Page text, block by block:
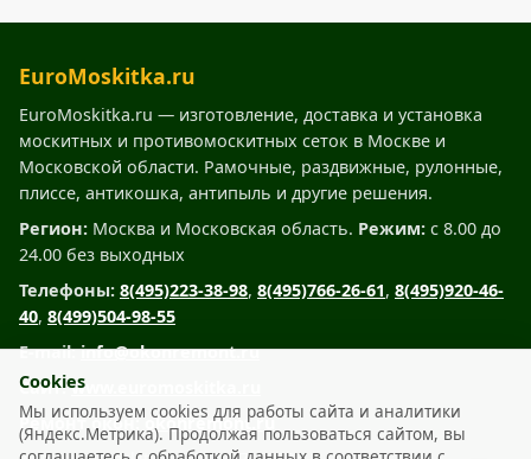
EuroMoskitka.ru
EuroMoskitka.ru — изготовление, доставка и установка
москитных и противомоскитных сеток в Москве и
Московской области. Рамочные, раздвижные, рулонные,
плиссе, антикошка, антипыль и другие решения.
Регион: Москва и Московская область. Режим: с 8.00 до
24.00 без выходных
Телефоны: 8(495)223-38-98, 8(495)766-26-61, 8(495)920-46-
40, 8(499)504-98-55
E-mail: info@okonremont.ru
Сайт: www.euromoskitka.ru
Ремонт окон: okonremont.ru
Cookies
Мы используем cookies для работы сайта и аналитики
(Яндекс.Метрика). Продолжая пользоваться сайтом, вы